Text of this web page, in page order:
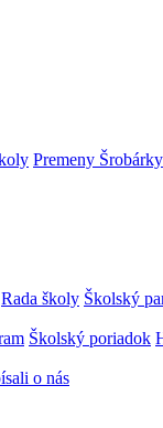
Premeny Šrobárky
Rada školy Školský
Školský poriadok
o nás